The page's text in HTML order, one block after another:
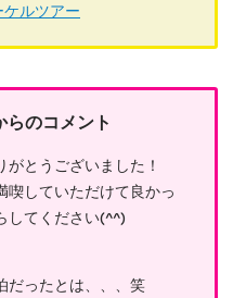
ルツアー
らのコメント
とうございました！
喫していただけて良かっ
してください(^^)
だったとは、、、笑